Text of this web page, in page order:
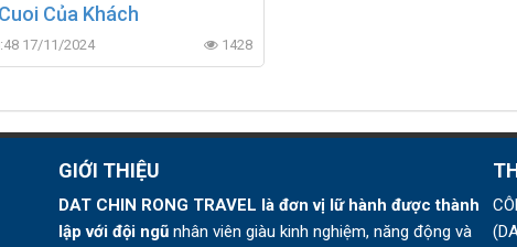
Của Khách
17/11/2024 1428
GIỚI THIỆU
DAT CHIN RONG TRAVEL là đơn vị lữ hành được thành
lập với đội ngũnhân viên giàu kinh nghiệm, năng động và
(